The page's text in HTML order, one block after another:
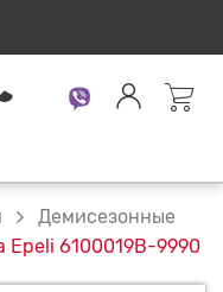
Демисезонные
Epeli 6100019B-9990